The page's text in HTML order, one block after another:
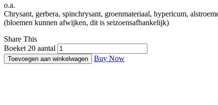
o.a.
Chrysant, gerbera, spinchrysant, groenmateriaal, hypericum,
(bloemen kunnen afwijken, dit is seizoensafhankelijk)
Share This
Boeket 20 aantal
Toevoegen aan winkelwagen Buy Now